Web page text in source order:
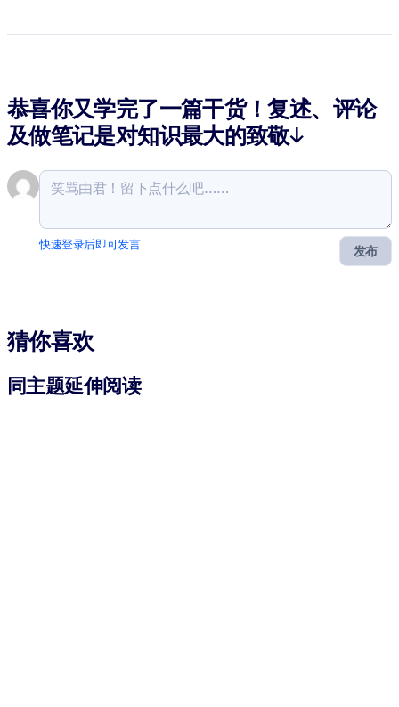
恭喜你又学完了一篇干货！复述、评论
及做笔记是对知识最大的致敬↓
发布
快速登录后即可发言
猜你喜欢
同主题延伸阅读